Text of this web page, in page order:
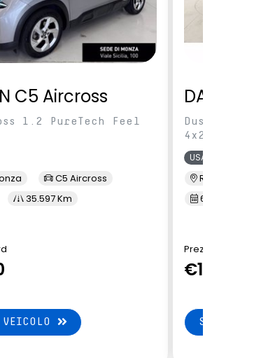
C5 Aircross
1.2 PureTech Feel
C5 Aircross
35.597 Km
VEICOLO
DACIA
Duster 1.0
4x2 100cv
USATO
Renord Monza
6/2023
Prezzo Renord
€15.900
SCHEDA